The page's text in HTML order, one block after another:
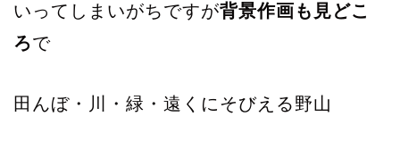
いってしまいがちですが背景作画も見どこ
ろで
田んぼ・川・緑・遠くにそびえる野山